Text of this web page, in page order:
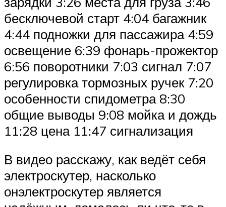
бесключевой старт 4:04 багажник
4:44 подножки для пассажира 4:59
освещение 6:39 фонарь-прожектор
6:56 поворотники 7:03 сигнал 7:07
регулировка тормозных ручек 7:20
особенности спидометра 8:30
общие выводы 9:08 мойка и дождь
11:28 цена 11:47 сигнализация
В видео расскажу, как ведёт себя
электроскутер, насколько
онэлектроскутер является